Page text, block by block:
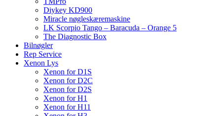
Diykey KD900
Miracle nøgleskæremaskine
LK Scorpio Tango – Baracuda – Orange 5
The Diagnostic Box
Bilnøgler
Rep Service
Xenon Lys
Xenon for D1S
Xenon for D2C
Xenon for D2S
Xenon for H1
Xenon for H11